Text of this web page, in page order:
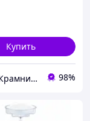
Купить
Зручна Крамниця 98%